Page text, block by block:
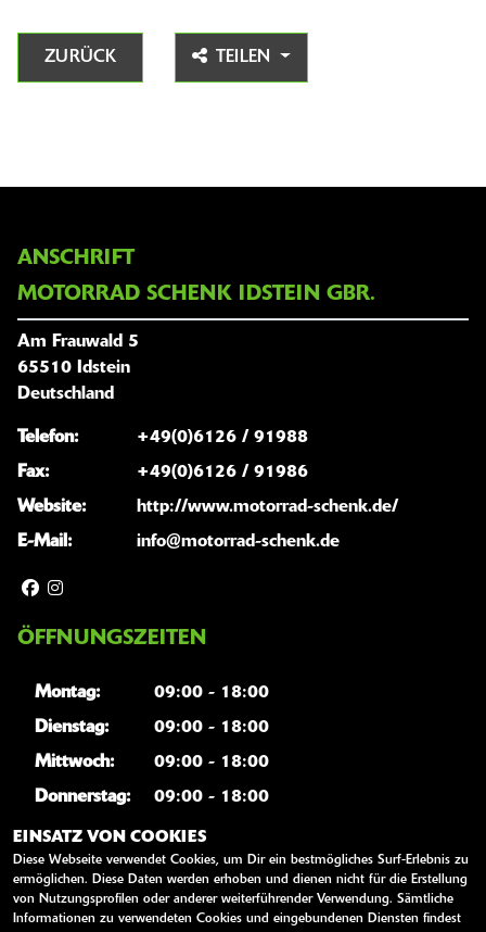
ZURÜCK TEILEN
ANSCHRIFT
MOTORRAD SCHENK IDSTEIN GBR.
Am Frauwald 5
65510 Idstein
Deutschland
Telefon:
+49(0)6126 / 91988
Fax:
+49(0)6126 / 91986
Website:
http://www.motorrad-schenk.de/
E-Mail:
info@motorrad-schenk.de
ÖFFNUNGSZEITEN
Montag:
09:00 - 18:00
Dienstag:
09:00 - 18:00
Mittwoch:
09:00 - 18:00
Donnerstag:
09:00 - 18:00
Freitag:
09:00 - 18:00
Samstag:
10:00 - 13:00
Sonntag:
geschlossen
EINSATZ VON COOKIES
Diese Webseite verwendet Cookies, um Dir ein bestmögliches Surf-Erlebnis zu
ermöglichen. Diese Daten werden erhoben und dienen nicht für die Erstellung
von Nutzungsprofilen oder anderer weiterführender Verwendung. Sämtliche
Informationen zu verwendeten Cookies und eingebundenen Diensten findest